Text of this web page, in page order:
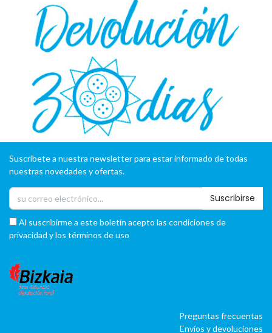
Suscríbete a nuestra newsletter para estar informado de todas
nuestras novedades y ofertas.
Suscribirse
Al suscribirme a este boletín acepto las condiciones de
privacidad y los términos de uso
Preguntas frecuentas
Envíos y devoluciones